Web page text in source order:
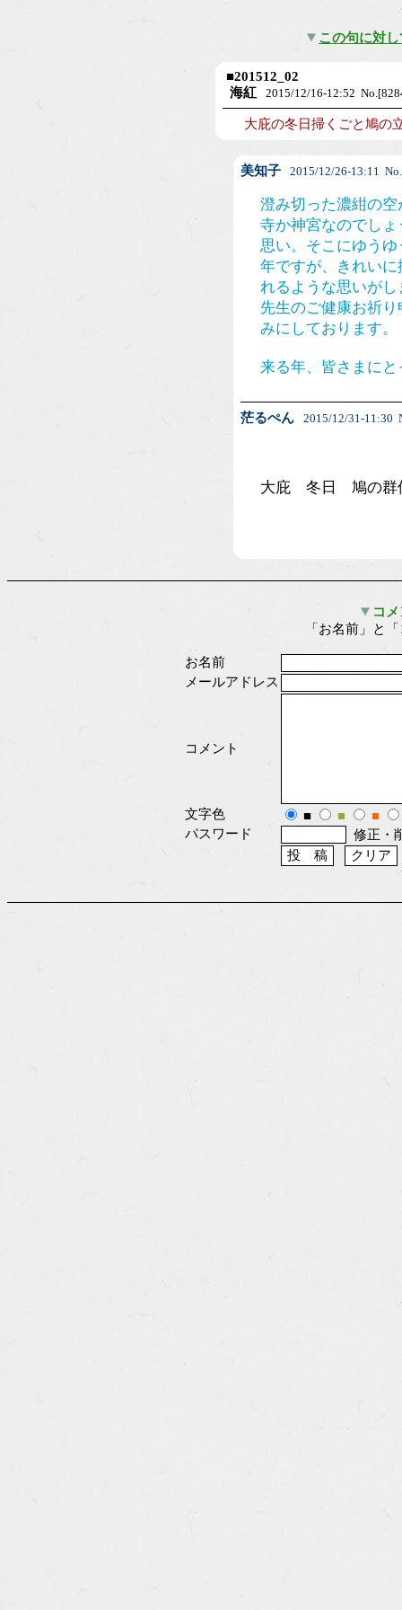
この句に対
■201512_02
海紅
2015/12/16-12:52
大庇の冬日掃くごと鳩の
美知子 2015/12/26-13:11
澄み切った濃紺の
寺か神宮なのでし
思い。そこにゆう
年ですが、きれい
れるような思いがし
先生のご健康お祈
みにしております。
来る年、皆さまに
茫るぺん 2015/12/31-11:30
大庇 冬日 鳩の群
コ
「お名前」と
お名前
メールアドレス
コメント
文字色 ■ ■
■
パスワード
修正・